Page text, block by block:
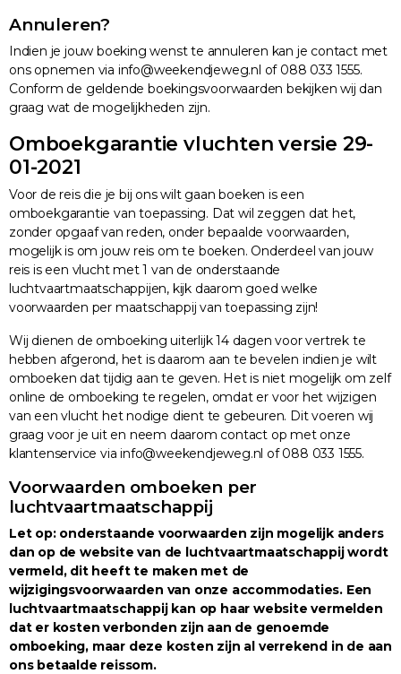
Annuleren?
Indien je jouw boeking wenst te annuleren kan je contact met
ons opnemen via info@weekendjeweg.nl of 088 033 1555.
Conform de geldende boekingsvoorwaarden bekijken wij dan
graag wat de mogelijkheden zijn.
Omboekgarantie vluchten versie 29-
01-2021
Voor de reis die je bij ons wilt gaan boeken is een
omboekgarantie van toepassing. Dat wil zeggen dat het,
zonder opgaaf van reden, onder bepaalde voorwaarden,
mogelijk is om jouw reis om te boeken. Onderdeel van jouw
reis is een vlucht met 1 van de onderstaande
luchtvaartmaatschappijen, kijk daarom goed welke
voorwaarden per maatschappij van toepassing zijn!
Wij dienen de omboeking uiterlijk 14 dagen voor vertrek te
hebben afgerond, het is daarom aan te bevelen indien je wilt
omboeken dat tijdig aan te geven. Het is niet mogelijk om zelf
online de omboeking te regelen, omdat er voor het wijzigen
van een vlucht het nodige dient te gebeuren. Dit voeren wij
graag voor je uit en neem daarom contact op met onze
klantenservice via info@weekendjeweg.nl of 088 033 1555.
Voorwaarden omboeken per
luchtvaartmaatschappij
Let op: onderstaande voorwaarden zijn mogelijk anders
dan op de website van de luchtvaartmaatschappij wordt
vermeld, dit heeft te maken met de
wijzigingsvoorwaarden van onze accommodaties. Een
luchtvaartmaatschappij kan op haar website vermelden
dat er kosten verbonden zijn aan de genoemde
omboeking, maar deze kosten zijn al verrekend in de aan
ons betaalde reissom.